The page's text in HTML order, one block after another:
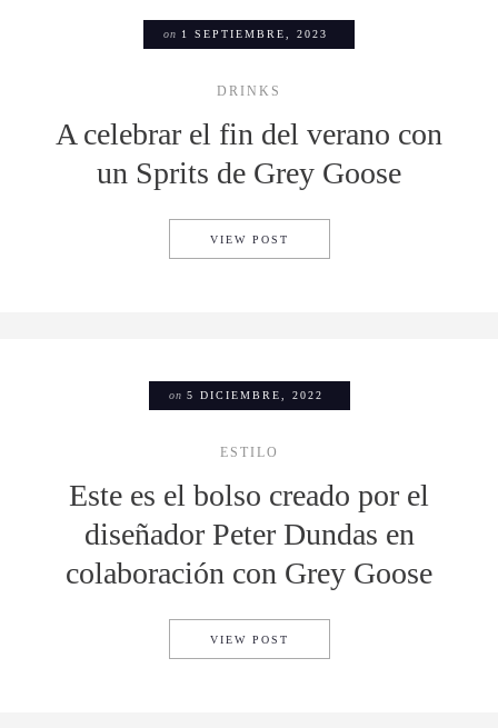
on 1 SEPTIEMBRE, 2023
DRINKS
A celebrar el fin del verano con
un Sprits de Grey Goose
VIEW POST
on 5 DICIEMBRE, 2022
ESTILO
Este es el bolso creado por el
diseñador Peter Dundas en
colaboración con Grey Goose
VIEW POST